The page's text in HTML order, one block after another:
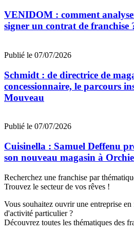
VENIDOM : comment
signer un contrat de franchise
Publié le 07/07/2026
Schmidt : de directrice de
concessionnaire, le parcours
Mouveau
Publié le 07/07/2026
Cuisinella : Samuel Deffenu
son nouveau magasin à
Recherchez une franchise par
Trouvez le secteur de vos rêves !
Vous souhaitez ouvrir une entreprise en
d'activité particulier ?
Découvrez toutes les thématiques des